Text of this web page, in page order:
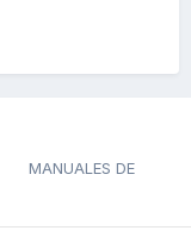
MANUALES DE